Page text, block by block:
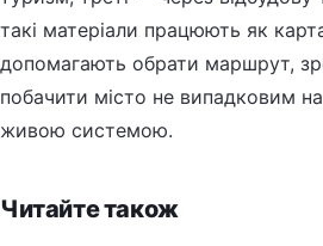
такі матеріали працюють як
допомагають обрати маршрут,
побачити місто не випадковим
живою системою.
Читайте також